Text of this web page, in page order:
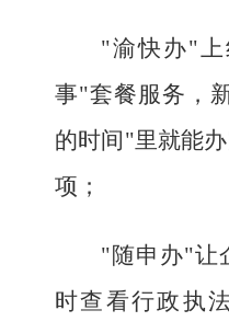
"渝快办"
事"套餐服务，
的时间"里就能
项；
"随申办"让
时查看行政执